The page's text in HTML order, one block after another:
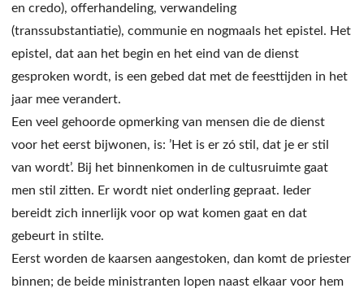
en credo), offerhandeling, verwandeling
(transsubstantiatie), communie en nogmaals het epistel. Het
epistel, dat aan het begin en het eind van de dienst
gesproken wordt, is een gebed dat met de feesttijden in het
jaar mee verandert.
Een veel gehoorde opmerking van mensen die de dienst
voor het eerst bijwonen, is: ’Het is er zó stil, dat je er stil
van wordt’. Bij het binnenkomen in de cultusruimte gaat
men stil zitten. Er wordt niet onderling gepraat. Ieder
bereidt zich innerlijk voor op wat komen gaat en dat
gebeurt in stilte.
Eerst worden de kaarsen aangestoken, dan komt de priester
binnen; de beide ministranten lopen naast elkaar voor hem